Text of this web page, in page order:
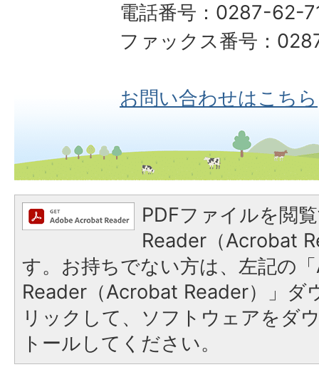
電話番号：0287-62-
ファックス番号：
お問い合わせはこちら
PDFファイルを閲
Reader（Acrobat
す。お持ちでない方は、左記の
Reader（Acrobat Reader）」ダ
リックして、ソフトウェアをダ
トールしてください。